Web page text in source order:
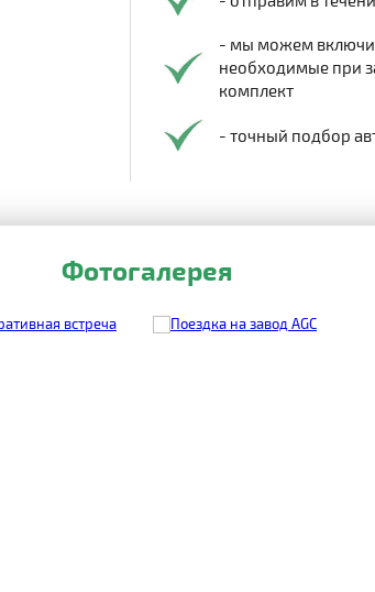
- мы можем
необходимые при
комплект
- точный подбор
Фотогалерея